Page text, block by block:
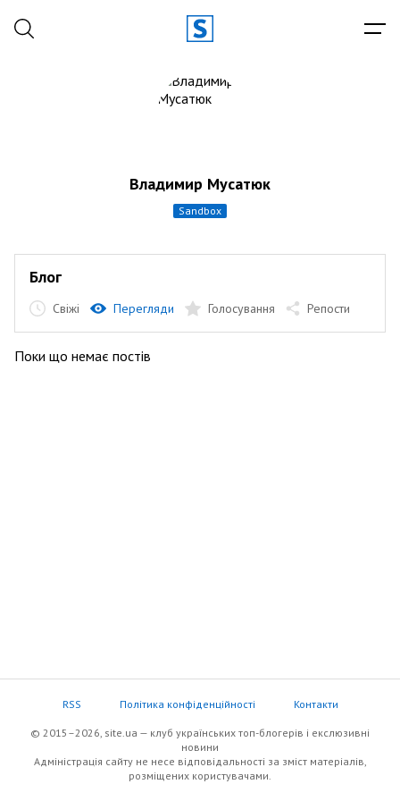
Владимир Мусатюк
sandbox
Блог
Свіжі Перегляди Голосування Репости
Поки що немає постів
RSS Політика конфіденційності Контакти
© 2015–2026, site.ua — клуб українських топ-блогерів i екслюзивнi
новини
Адміністрація сайту не несе відповідальності за зміст матеріалів,
розміщених користувачами.